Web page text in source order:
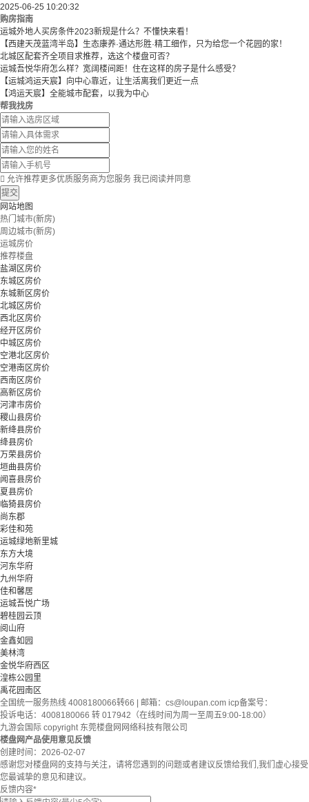
2025-06-25 10:20:32
购房指南
运城外地人买房条件2023新规是什么？不懂快来看！
【西建天茂蓝湾半岛】生态康养·通达形胜·精工细作，只为给您一个花园的家！
北城区配套齐全项目求推荐，选这个楼盘可否？
运城吾悦华府怎么样？宽阔楼间距！住在这样的房子是什么感受？
【运城鸿运天宸】向中心靠近，让生活离我们更近一点
【鸿运天宸】全能城市配套，以我为中心
帮我找房
 允许推荐更多优质服务商为您服务 我已阅读并同意
提交
网站地图
热门城市(新房)
周边城市(新房)
运城房价
推荐楼盘
盐湖区房价
东城区房价
东城新区房价
北城区房价
西北区房价
经开区房价
中城区房价
空港北区房价
空港南区房价
西南区房价
高新区房价
河津市房价
稷山县房价
新绛县房价
绛县房价
万荣县房价
垣曲县房价
闻喜县房价
夏县房价
临猗县房价
尚东郡
彩佳和苑
运城绿地新里城
东方大境
河东华府
九州华府
佳和馨居
运城吾悦广场
碧桂园云顶
阅山府
金鑫如园
美林湾
金悦华府西区
湟栋公园里
禹花园南区
全国统一服务热线 4008180066转66 | 邮箱： cs@loupan.com icp备案号：
投诉电话：4008180066 转 017942（在线时间为周一至周五9:00-18:00）
九游会国际 copyright 东莞楼盘网网络科技有限公司
楼盘网产品使用意见反馈
创建时间： 2026-02-07
感谢您对楼盘网的支持与关注，请将您遇到的问题或者建议反馈给我们,我们虚心接受
您最诚挚的意见和建议。
反馈内容*